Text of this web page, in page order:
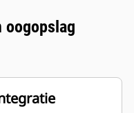
oogopslag